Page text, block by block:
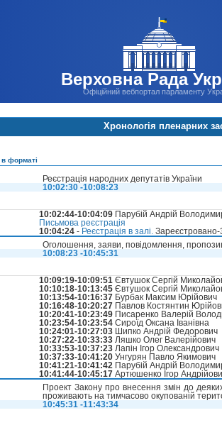
Верховна Рада
Офіційний вебпортал парламенту
Хронологія пленарних
в форматі
Реєстрація народних депутатів України
10:02:30 -10:08:23
10:02:44-10:04:09 Парубій Андрій
Письмова реєстрація
10:04:24 - Реєстрація в залі.
Оголошення, заяви, повідомлення,
10:08:23 -10:45:31
10:09:19-10:09:51 Євтушок Сергій
10:10:18-10:13:45 Євтушок Сергій
10:13:54-10:16:37 Бурбак Максим Юрійович
10:16:48-10:20:27 Павлов Костянтин
10:20:41-10:23:49 Писаренко Валерій
10:23:54-10:23:54 Сироїд Оксана Іванівна
10:24:01-10:27:03 Шипко Андрій Федорович
10:27:22-10:33:33 Ляшко Олег Валерійович
10:33:53-10:37:23 Лапін Ігор Олександрович
10:37:33-10:41:20 Унгурян Павло Якимович
10:41:21-10:41:42 Парубій Андрій
10:41:44-10:45:17 Артюшенко Ігор
Проект Закону про внесення змін до
проживають на тимчасово окупованій
10:45:31 -11:43:34